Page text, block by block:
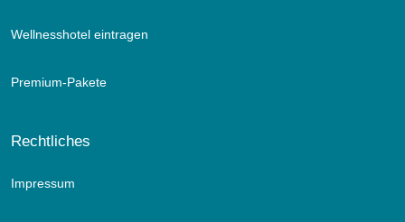
Wellnesshotel eintragen
Premium-Pakete
Rechtliches
Impressum